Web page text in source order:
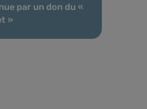
par un don du «
»